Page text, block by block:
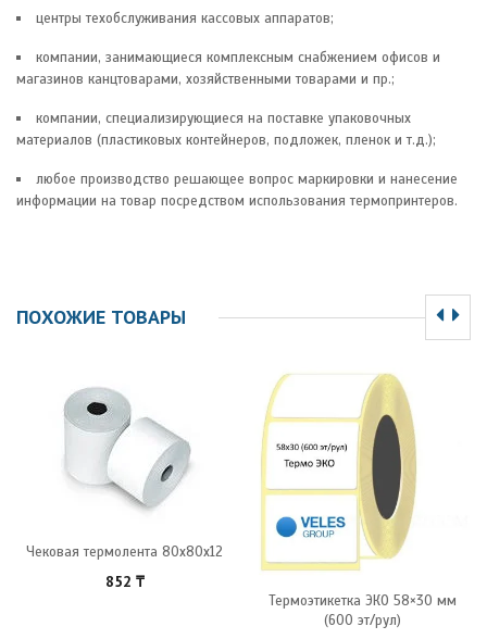
центры техобслуживания кассовых аппаратов;
компании, занимающиеся комплексным снабжением офисов и
магазинов канцтоварами, хозяйственными товарами и пр.;
компании, специализирующиеся на поставке упаковочных
материалов (пластиковых контейнеров, подложек, пленок и т.д.);
любое производство решающее вопрос маркировки и нанесение
информации на товар посредством использования термопринтеров.
ПОХОЖИЕ ТОВАРЫ
Чековая термолента 80x80x12
852 ₸
Термоэтикетка ЭКО 58×30 мм
(600 эт/рул)